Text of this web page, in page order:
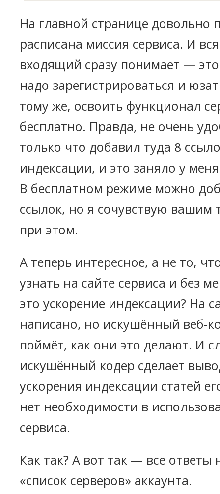
На главной странице довольно
расписана миссия сервиса. И
входящий сразу понимает —
надо зарегистрироваться и
тому же, освоить функционал
бесплатно. Правда, не очень
только что добавил туда 8
индексации, и это заняло у
В бесплатном режиме можно
ссылок, но я сочувствую вашим
при этом.
А теперь интересное, а не то,
узнать на сайте сервиса и без
это ускорение индексации? На
написано, но искушённый веб-
поймёт, как они это делают. И
искушённый кодер сделает
ускорения индексации статей
нет необходимости в
сервиса.
Как так? А вот так — все ответы
«список серверов» аккаунта.